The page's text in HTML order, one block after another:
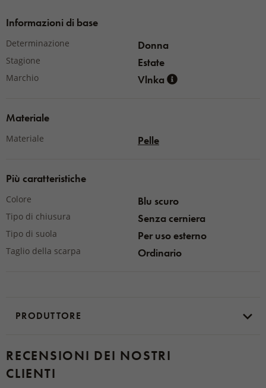
Informazioni di base
Determinazione Donna
Stagione Estate
Marchio Vlnka
Materiale
Materiale Pelle
Più caratteristiche
Colore Blu scuro
Tipo di chiusura Senza cerniera
Tipo di suola Per uso esterno
Taglio della scarpa Ordinario
PRODUTTORE
RECENSIONI DEI NOSTRI
CLIENTI